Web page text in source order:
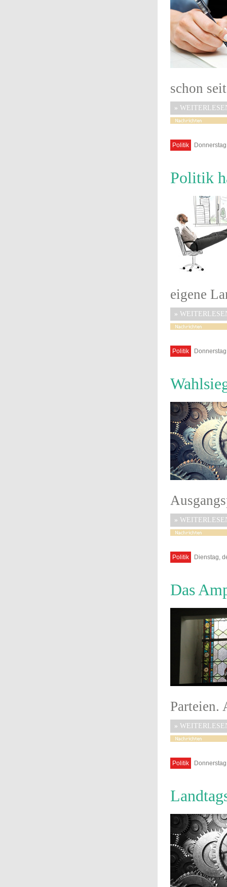
schon
»
Politik
Politik
eigene
»
Politik
»
Politik Dienstag,
Das
Parteien.
»
Politik